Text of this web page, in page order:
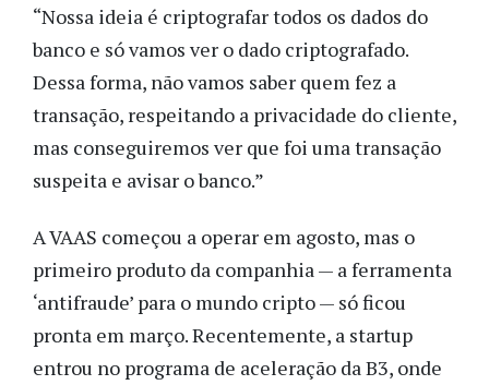
“Nossa ideia é criptografar todos os dados do
banco e só vamos ver o dado criptografado.
Dessa forma, não vamos saber quem fez a
transação, respeitando a privacidade do cliente,
mas conseguiremos ver que foi uma transação
suspeita e avisar o banco.”
A VAAS começou a operar em agosto, mas o
primeiro produto da companhia — a ferramenta
‘antifraude’ para o mundo cripto — só ficou
pronta em março. Recentemente, a startup
entrou no programa de aceleração da B3, onde